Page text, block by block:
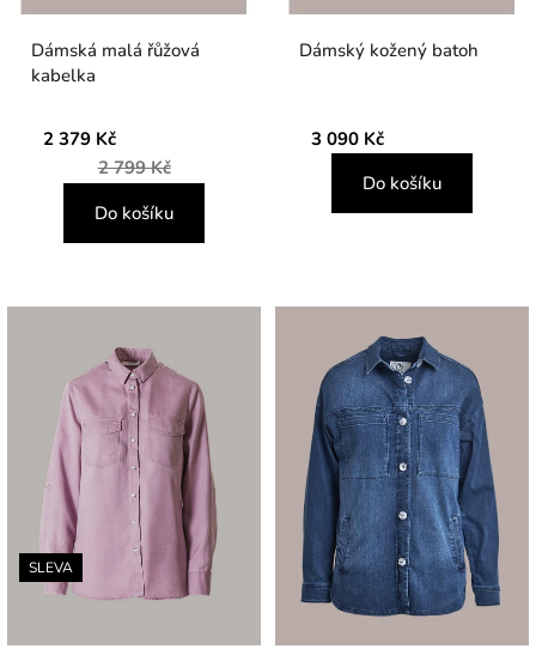
Dámská malá řůžová
kabelka
2 379 Kč
2 799 Kč
Do košíku
Dámský kožený batoh
3 090 Kč
Do košíku
SLEVA